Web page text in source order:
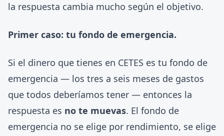
la respuesta cambia mucho según el objetivo.
Primer caso: tu fondo de emergencia.
Si el dinero que tienes en CETES es tu fondo de
emergencia — los tres a seis meses de gastos
que todos deberíamos tener — entonces la
respuesta es no te muevas. El fondo de
emergencia no se elige por rendimiento, se elige